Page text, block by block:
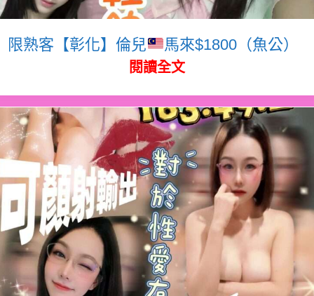
限熟客【彰化】倫兒 馬來$1800（魚公）
閱讀全文